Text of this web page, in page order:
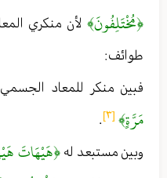
﴿مُخْتَلِفُونَ﴾ لأن منكري
طوائف :
فبين منكر للمعاد الجسمي
مَرَّةٍ﴾ [٣]
.
وبين مستبعد له ﴿هَيْهَاتَ